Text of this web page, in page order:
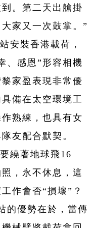
。第二天出艙掛
家又一次鼓掌。”
安裝香港載荷，
、感恩”形容相機
家盈表現非常優
備在太空環境工
熟練，也具有女
友配合默契。
繞著地球飛16
，永不休息，這
作會否“損壞”？
的優勢在於，當傳